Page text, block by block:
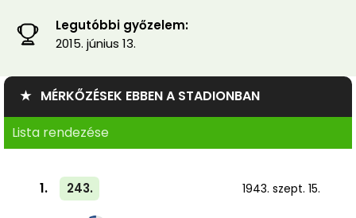
Legutóbbi győzelem:
2015. június 13.
★ MÉRKŐZÉSEK EBBEN A STADIONBAN
Lista rendezése
1. 243. 1943. szept. 15.